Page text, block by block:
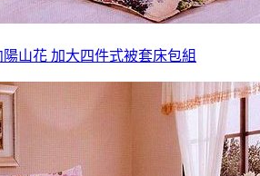
陽山花 加大四件式被套床包組